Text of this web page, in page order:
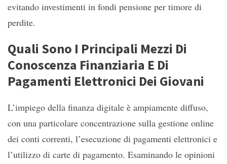
evitando investimenti in fondi pensione per timore di
perdite.
Quali Sono I Principali Mezzi Di
Conoscenza Finanziaria E Di
Pagamenti Elettronici Dei Giovani
L’impiego della finanza digitale è ampiamente diffuso,
con una particolare concentrazione sulla gestione online
dei conti correnti, l’esecuzione di pagamenti elettronici e
l’utilizzo di carte di pagamento. Esaminando le opinioni